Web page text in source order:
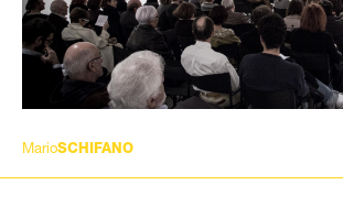
MarioSCHIFANO